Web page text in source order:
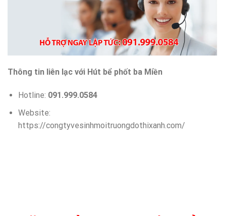
Thông tin liên lạc với Hút bể phốt ba Miền
Hotline: 091.999.0584
Website:
https://congtyvesinhmoitruongdothixanh.com/